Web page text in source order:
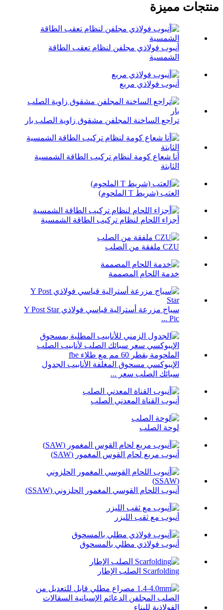
منتجات مميزة
أنبوب فولاذي مجلفن لنظام تعقب الطاقة
الشمسية
أنبوب فولاذي مربع
تراجع الساخنة المجلفن مشقوق زاوية الصلب بار
أنا شعاع كومة لنظام تركيب الطاقة الشمسية
الثابتة
العتب (شريط T الملحوم)
أجزاء اللحام لنظام تركيب الطاقة الشمسية
CZU ملفقة من الصلب
خدمة اللحام المصممة
سياج مزرعة أسترالية قياسي فولاذي Y Post Star
Pic ...
الإيبوكسي مسحوق المغلفة الأنابيب الجدول
سبائك الصلب سعر ...
أنبوب القناة المعدني الصلب
لوحة الصلب
أنبوب مربع لحام القوس المغمور (SAW)
أنبوب اللحام القوسي المغمور الحلزوني (SSAW)
أنبوب مع ثقب الليزر
أنبوب فولاذي مطلي بالمسحوق
Scarfolding الصلب الإطار